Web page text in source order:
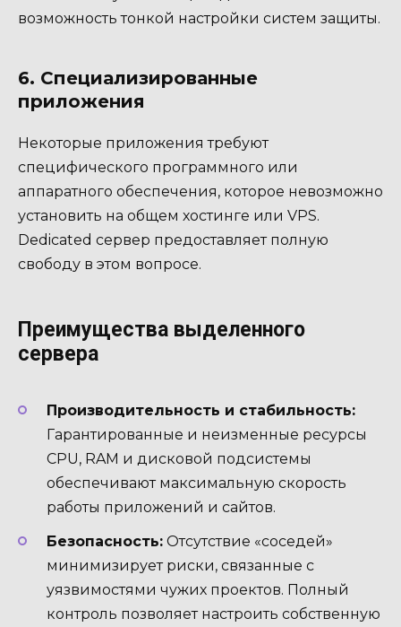
возможность тонкой настройки систем защиты.
6. Специализированные
приложения
Некоторые приложения требуют
специфического программного или
аппаратного обеспечения, которое невозможно
установить на общем хостинге или VPS.
Dedicated сервер предоставляет полную
свободу в этом вопросе.
Преимущества выделенного
сервера
Производительность и стабильность:
Гарантированные и неизменные ресурсы
CPU, RAM и дисковой подсистемы
обеспечивают максимальную скорость
работы приложений и сайтов.
Безопасность: Отсутствие «соседей»
минимизирует риски, связанные с
уязвимостями чужих проектов. Полный
контроль позволяет настроить собственную